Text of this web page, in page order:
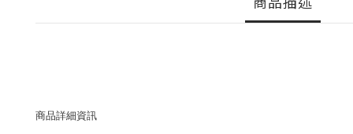
商品詳細資訊